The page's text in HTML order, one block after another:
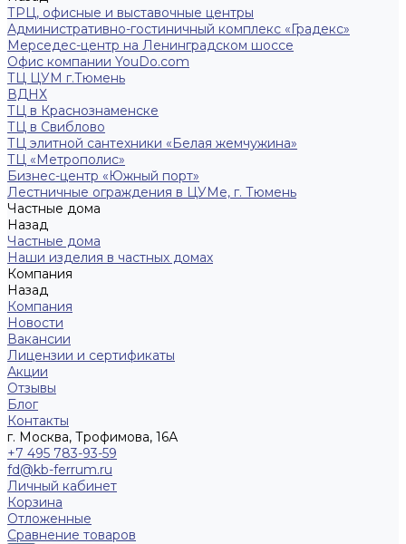
ТРЦ, офисные и выставочные центры
Административно-гостиничный комплекс «Градекс»
Мерседес-центр на Ленинградском шоссе
Офис компании YouDo.com
ТЦ ЦУМ г.Тюмень
ВДНХ
ТЦ в Краснознаменске
ТЦ в Свиблово
ТЦ элитной сантехники «Белая жемчужина»
ТЦ «Метрополис»
Бизнес-центр «Южный порт»
Лестничные ограждения в ЦУМе, г. Тюмень
Частные дома
Назад
Частные дома
Наши изделия в частных домах
Компания
Назад
Компания
Новости
Вакансии
Лицензии и сертификаты
Акции
Отзывы
Блог
Контакты
г. Москва, Трофимова, 16А
+7 495 783-93-59
fd@kb-ferrum.ru
Личный кабинет
Корзина
Отложенные
Сравнение товаров